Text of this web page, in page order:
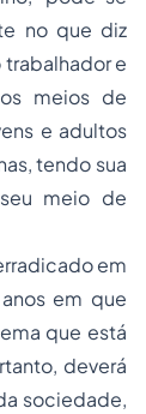
no que diz
e
meios de
e adultos
tendo sua
meio de
em
em que
que está
deverá
sociedade,